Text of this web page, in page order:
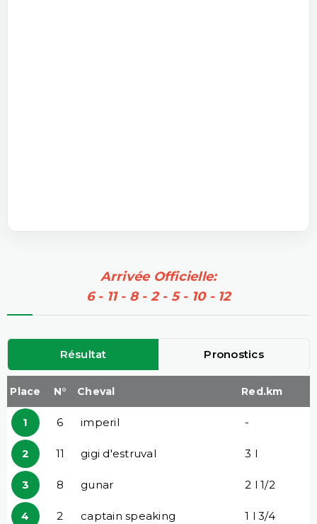
Arrivée Officielle:
6 - 11 - 8 - 2 - 5 - 10 - 12
Résultat Pronostics
Place N° Cheval Red.km
1 6 imperil -
2 11 gigi d'estruval 3 l
3 8 gunar 2 l 1/2
4 2 captain speaking 1 l 3/4